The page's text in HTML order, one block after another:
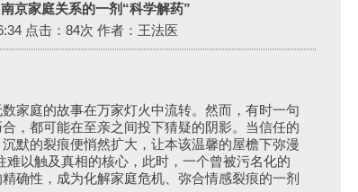
京家庭关系的一剂“科学解药”
点击：84次 作者：王法医
庭的故事在万家灯火中流转。然而，有时一句
，都可能在至亲之间投下猜疑的阴影。当信任的
默的裂痕便悄然扩大，让本该温馨的屋檐下弥漫
难以触及真相的核心，此时，一个曾被污名化的
性，成为化解家庭危机、弥合情感裂痕的一剂